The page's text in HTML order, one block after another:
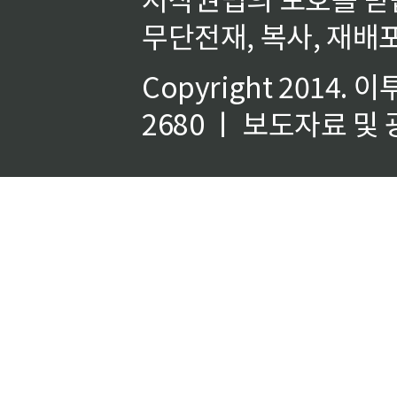
무단전재, 복사, 재배
Copyright 2014. 이
2680 ㅣ 보도자료